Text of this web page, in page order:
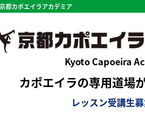
都カポエイラアカデミア
Kyoto Capoeira
カポエイラの専用道場
レッスン受講生募